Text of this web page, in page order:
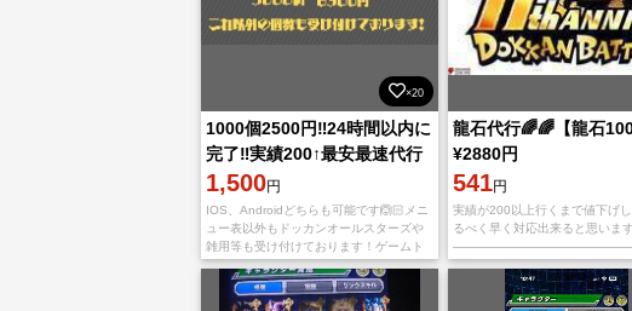
×20
1000個2500円‼️24時間以内に
完了‼️実績200↑最安最速代行
💪
1,500円
IOS、Androidどちらも可能です🙆🏻メニ
ュー表以外もドッカンオールスターズや
雑用等も受け付けております！ゲームト
レード内最安最速！出品5分おきにしか出
来ないので順番に出品していきます！開
始2時間以
龍石代行🌈🌈【龍石
¥2880円
541円
実績が200以上行くまで値下げ
るべく早く対応出来ると思いま
⚠️この出品は代行受付の掲示板
入しないでください⚠️ 専用出品